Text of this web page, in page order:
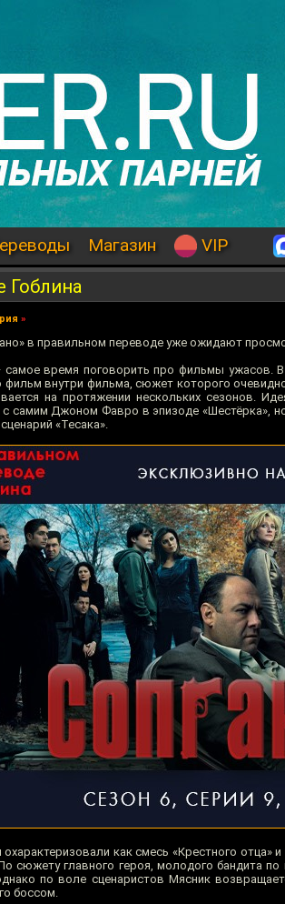
Магазин VIP
Гоблина
»
в правильном переводе уже ожидают
время поговорить про фильмы ужасов.
внутри фильма, сюжет которого
на протяжении нескольких сезонов.
с самим Джоном Фавро в эпизоде «Шестёрка»,
«Тесака».
как смесь «Крестного отца»
сюжету главного героя, молодого бандита
по воле сценаристов Мясник
боссом.